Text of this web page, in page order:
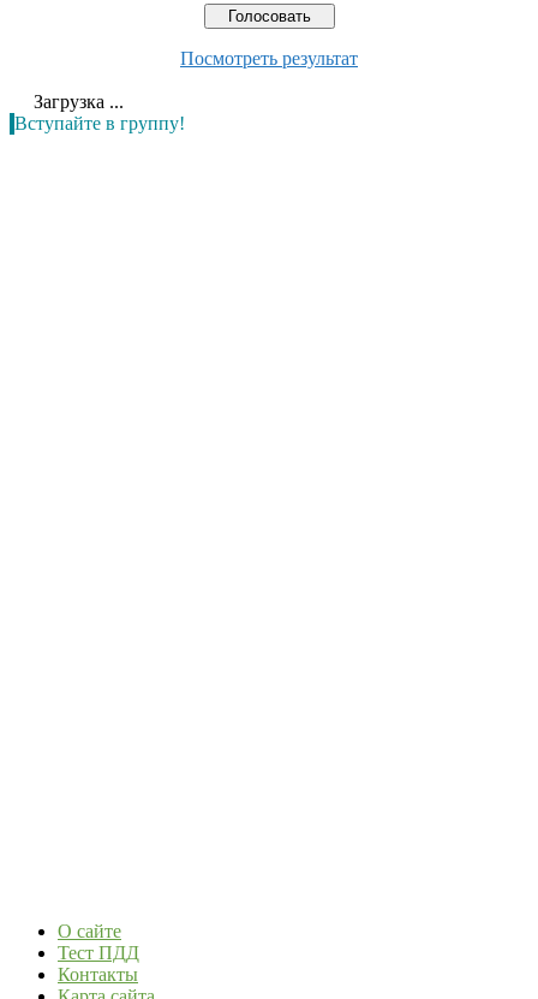
Посмотреть результат
Загрузка ...
Вступайте в группу!
О сайте
Тест ПДД
Контакты